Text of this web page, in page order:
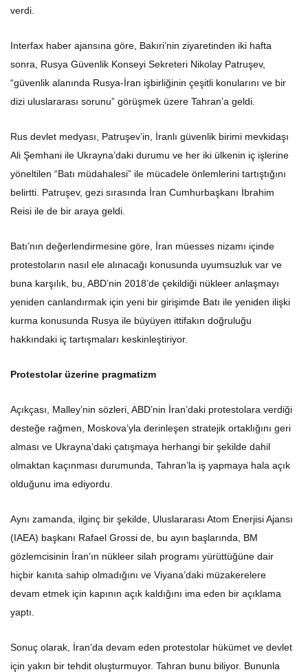
verdi.
Interfax haber ajansına göre, Bakıri’nin ziyaretinden iki hafta
sonra, Rusya Güvenlik Konseyi Sekreteri Nikolay Patruşev,
“güvenlik alanında Rusya-İran işbirliğinin çeşitli konularını ve bir
dizi uluslararası sorunu” görüşmek üzere Tahran’a geldi.
Rus devlet medyası, Patruşev’in, İranlı güvenlik birimi mevkidaşı
Ali Şemhani ile Ukrayna’daki durumu ve her iki ülkenin iç işlerine
yöneltilen “Batı müdahalesi” ile mücadele önlemlerini tartıştığını
belirtti. Patruşev, gezi sırasında İran Cumhurbaşkanı İbrahim
Reisi ile de bir araya geldi.
Batı’nın değerlendirmesine göre, İran müesses nizamı içinde
protestoların nasıl ele alınacağı konusunda uyumsuzluk var ve
buna karşılık, bu, ABD’nin 2018’de çekildiği nükleer anlaşmayı
yeniden canlandırmak için yeni bir girişimde Batı ile yeniden ilişki
kurma konusunda Rusya ile büyüyen ittifakın doğruluğu
hakkındaki iç tartışmaları keskinleştiriyor.
Protestolar üzerine pragmatizm
Açıkçası, Malley’nin sözleri, ABD’nin İran’daki protestolara verdiği
desteğe rağmen, Moskova’yla derinleşen stratejik ortaklığını geri
alması ve Ukrayna’daki çatışmaya herhangi bir şekilde dahil
olmaktan kaçınması durumunda, Tahran’la iş yapmaya hala açık
olduğunu ima ediyordu.
Aynı zamanda, ilginç bir şekilde, Uluslararası Atom Enerjisi Ajansı
(IAEA) başkanı Rafael Grossi de, bu ayın başlarında, BM
gözlemcisinin İran’ın nükleer silah programı yürüttüğüne dair
hiçbir kanıta sahip olmadığını ve Viyana’daki müzakerelere
devam etmek için kapının açık kaldığını ima eden bir açıklama
yaptı.
Sonuç olarak, İran’da devam eden protestolar hükümet ve devlet
için yakın bir tehdit oluşturmuyor. Tahran bunu biliyor. Bununla